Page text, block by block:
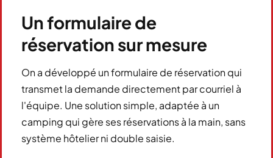
Un formulaire de
réservation sur mesure
On a développé un formulaire de réservation qui
transmet la demande directement par courriel à
l'équipe. Une solution simple, adaptée à un
camping qui gère ses réservations à la main, sans
système hôtelier ni double saisie.